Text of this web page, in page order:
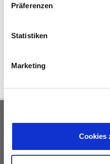
Präferenzen
Statistiken
Marketing
Cookies
460 m²